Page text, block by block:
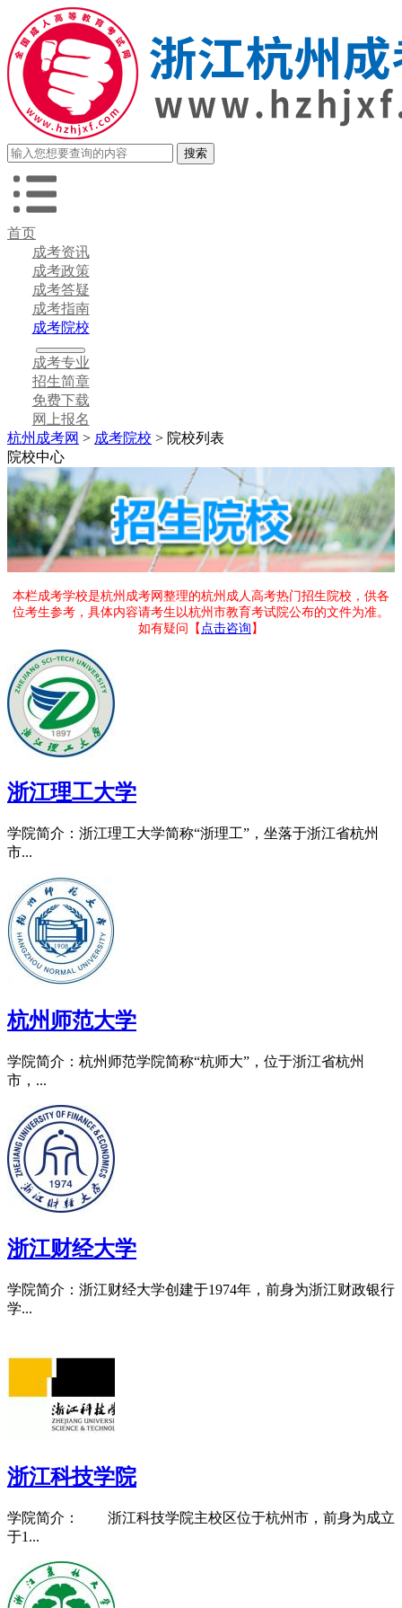
首页
成考资讯
成考政策
成考答疑
成考指南
成考院校
成考专业
招生简章
免费下载
网上报名
杭州成考网 > 成考院校 > 院校列表
院校中心
本栏成考学校是杭州成考网整理的杭州成人高考热门招生院校，供各
位考生参考，具体内容请考生以杭州市教育考试院公布的文件为准。
如有疑问【 点击咨询 】
浙江理工大学
学院简介：浙江理工大学简称“浙理工”，坐落于浙江省杭州
市...
杭州师范大学
学院简介：杭州师范学院简称“杭师大”，位于浙江省杭州
市，...
浙江财经大学
学院简介：浙江财经大学创建于1974年，前身为浙江财政银行
学...
浙江科技学院
学院简介： 浙江科技学院主校区位于杭州市，前身为成立
于1...